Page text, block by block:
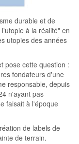
durable et de
à la réalité" en
utopies des années
pose cette question :
fondateurs d'une
responsable, depuis
n'ayant pas
faisait à l'époque
de labels de
de terrain.